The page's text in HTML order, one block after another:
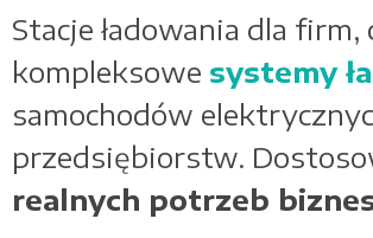
Stacje ładowania dla firm,
kompleksowe systemy
samochodów
przedsiębiorstw.
realnych potrzeb